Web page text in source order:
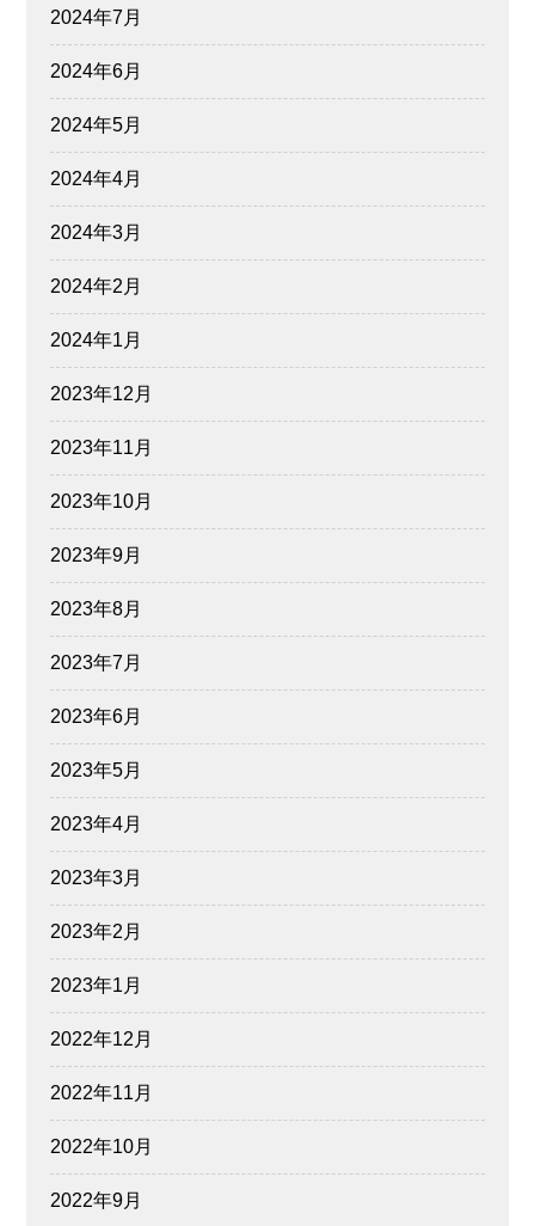
2024年7月
2024年6月
2024年5月
2024年4月
2024年3月
2024年2月
2024年1月
2023年12月
2023年11月
2023年10月
2023年9月
2023年8月
2023年7月
2023年6月
2023年5月
2023年4月
2023年3月
2023年2月
2023年1月
2022年12月
2022年11月
2022年10月
2022年9月